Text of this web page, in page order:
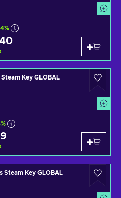
Key GLOBAL
Steam Key GLOBAL